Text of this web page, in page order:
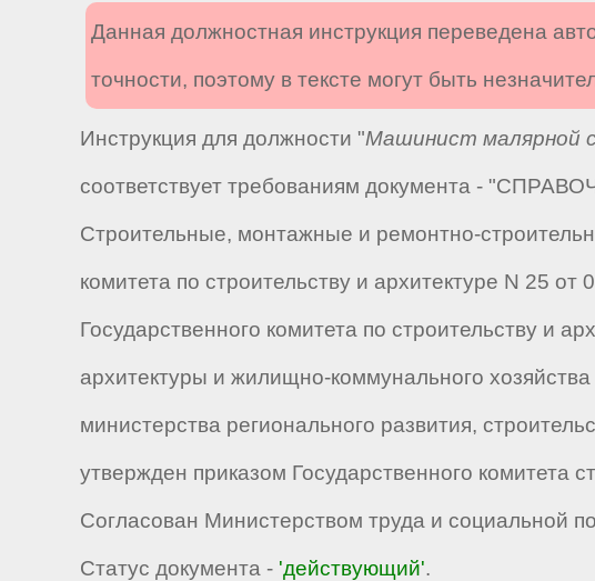
Данная должностная инструкция переведена
точности, поэтому в тексте могут быть
Инструкция для должности "Машинист малярной
соответствует требованиям документа -
Строительные, монтажные и ремонтно-
комитета по строительству и архитектуре N 25
Государственного комитета по строительству и
архитектуры и жилищно-коммунального
министерства регионального развития,
утвержден приказом Государственного комитета
Согласован Министерством труда и социальной
Статус документа - 'действующий'.